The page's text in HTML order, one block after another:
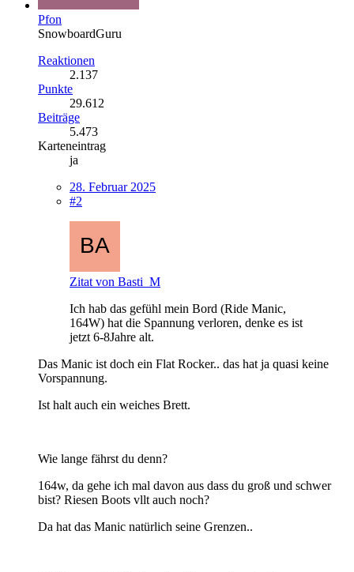
Pfon
SnowboardGuru
Reaktionen
2.137
Punkte
29.612
Beiträge
5.473
Karteneintrag
ja
28. Februar 2025
#2
Zitat von Basti_M
Ich hab das gefühl mein Bord (Ride Manic,
164W) hat die Spannung verloren, denke es ist
jetzt 6-8Jahre alt.
Das Manic ist doch ein Flat Rocker.. das hat ja quasi keine
Vorspannung.
Ist halt auch ein weiches Brett.
Wie lange fährst du denn?
164w, da gehe ich mal davon aus dass du groß und schwer
bist? Riesen Boots vllt auch noch?
Da hat das Manic natürlich seine Grenzen..